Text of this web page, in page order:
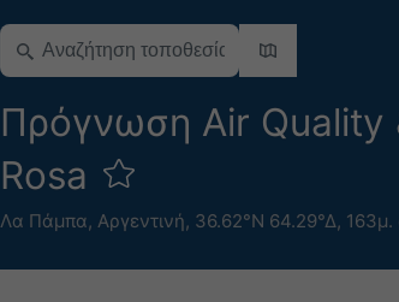
Πρόγνωση Air Quality
Rosa
Λα Πάμπα, Αργεντινή, 36.62°Ν 64.29°Δ, 163μ.